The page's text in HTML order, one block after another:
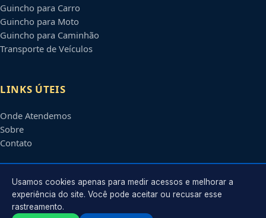
Guincho para Carro
Guincho para Moto
Guincho para Caminhão
Transporte de Veículos
LINKS ÚTEIS
Onde Atendemos
Sobre
Contato
CONTATO
Atendimento em
Usamos cookies apenas para medir acessos e melhorar a
experiência do site. Você pode aceitar ou recusar esse
rastreamento.